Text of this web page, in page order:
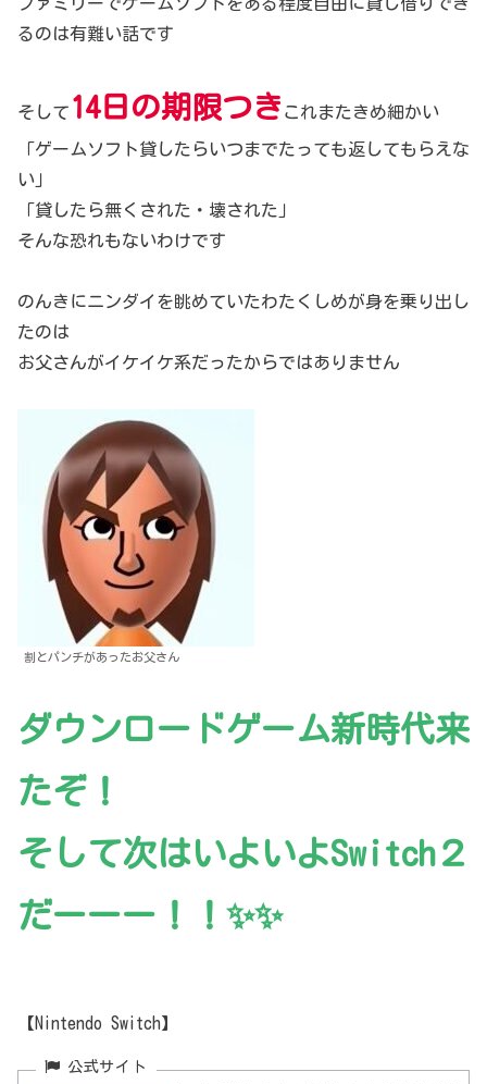
るのは有難い話です
そして 14日の期限つきこれまたきめ細かい
「ゲームソフト貸したらいつまでたっても返してもらえな
い」
「貸したら無くされた・壊された」
そんな恐れもないわけです
のんきにニンダイを眺めていたわたくしめが身を乗り出し
たのは
お父さんがイケイケ系だったからではありません
割とパンチがあったお父さん
ダウンロードゲーム新時代来
たぞ！
そして次はいよいよSwitch２
だーーー！！✨✨
【Nintendo Switch】